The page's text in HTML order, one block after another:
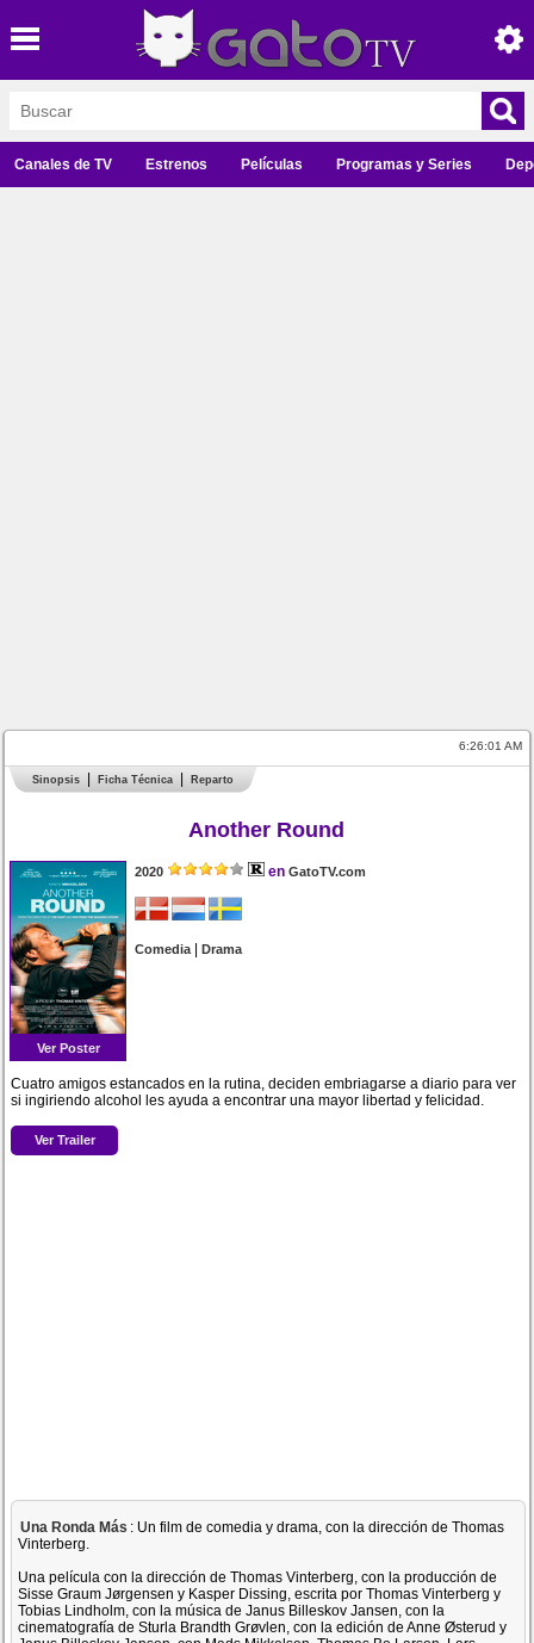
Canales de TV Estrenos Películas Programas y Series
6:26:01 AM
Sinopsis Ficha Técnica Reparto
Another Round
Ver Poster
2020 en GatoTV.com
Comedia|Drama
Cuatro amigos estancados en la rutina, deciden embriagarse a diario para ver
si ingiriendo alcohol les ayuda a encontrar una mayor libertad y felicidad.
Ver Trailer
Una Ronda Más : Un film de comedia y drama, con la dirección de Thomas
Vinterberg.
Una película con la dirección de Thomas Vinterberg, con la producción de
Sisse Graum Jørgensen y Kasper Dissing, escrita por Thomas Vinterberg y
Tobias Lindholm, con la música de Janus Billeskov Jansen, con la
cinematografía de Sturla Brandth Grøvlen, con la edición de Anne Østerud y